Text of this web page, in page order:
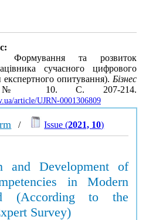
та розвиток
сучасного цифрового
експертного опитування). Бізнес
10. С. 207-214.
article/UJRN-0001306809
/ Issue (2021, 10)
and Development of
in Modern
(According to the
Survey)